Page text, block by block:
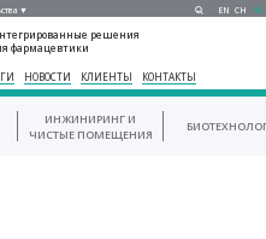
▼ EN CH RU
решения
фармацевтики
НОВОСТИ КЛИЕНТЫ КОНТАКТЫ
ИНЖИНИРИНГ И
ЧИСТЫЕ ПОМЕЩЕНИЯ